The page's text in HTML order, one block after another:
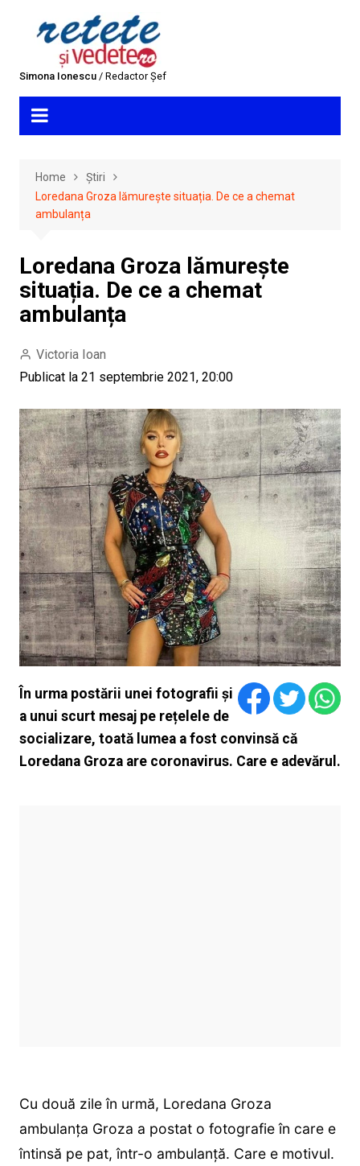
Simona Ionescu/ Redactor Șef
Home
Știri
Loredana Groza lămurește situația. De ce a chemat
ambulanța
Loredana Groza lămurește
situația. De ce a chemat
ambulanța
Victoria Ioan
Publicat la 21 septembrie 2021, 20:00
În urma postării unei fotografii și
a unui scurt mesaj pe rețelele de
socializare, toată lumea a fost convinsă că
Loredana Groza are coronavirus. Care e adevărul.
Cu două zile în urmă, Loredana Groza
ambulanța Groza a postat o fotografie în care e
întinsă pe pat, într-o ambulanță. Care e motivul.